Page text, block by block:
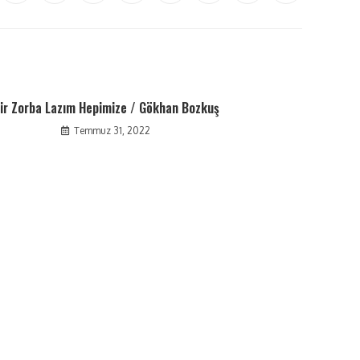
Zorba Lazım Hepimize / Gökhan Bozkuş
Temmuz 31, 2022